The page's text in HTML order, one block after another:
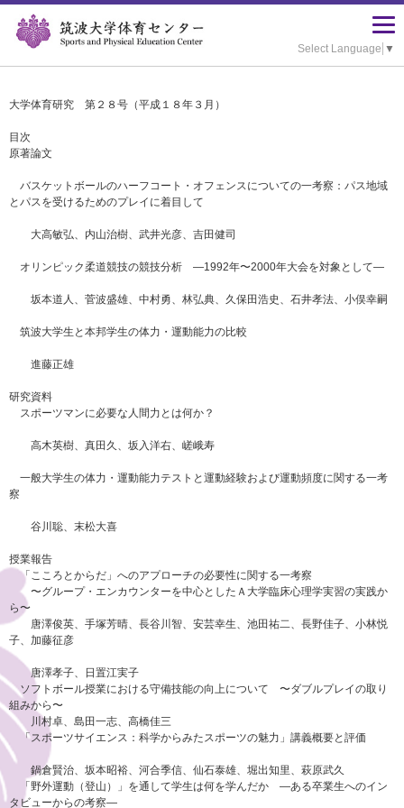
Select Language ▼
大学体育研究 第２８号（平成１８年３月）
目次
原著論文
バスケットボールのハーフコート・オフェンスについての一考察：パス地域
とパスを受けるためのプレイに着目して
大高敏弘、内山治樹、武井光彦、吉田健司
オリンピック柔道競技の競技分析 ―1992年〜2000年大会を対象として―
坂本道人、菅波盛雄、中村勇、林弘典、久保田浩史、石井孝法、小俣幸嗣
筑波大学生と本邦学生の体力・運動能力の比較
進藤正雄
研究資料
スポーツマンに必要な人間力とは何か？
高木英樹、真田久、坂入洋右、嵯峨寿
一般大学生の体力・運動能力テストと運動経験および運動頻度に関する一考
察
谷川聡、末松大喜
授業報告
「こころとからだ」へのアプローチの必要性に関する一考察
〜グループ・エンカウンターを中心としたＡ大学臨床心理学実習の実践か
ら〜
唐澤俊英、手塚芳晴、長谷川智、安芸幸生、池田祐二、長野佳子、小林悦
子、加藤征彦
唐澤孝子、日置江実子
ソフトボール授業における守備技能の向上について 〜ダブルプレイの取り
組みから〜
川村卓、島田一志、高橋佳三
「スポーツサイエンス：科学からみたスポーツの魅力」講義概要と評価
鍋倉賢治、坂本昭裕、河合季信、仙石泰雄、堀出知里、萩原武久
「野外運動（登山）」を通して学生は何を学んだか ―ある卒業生へのイン
タビューからの考察―